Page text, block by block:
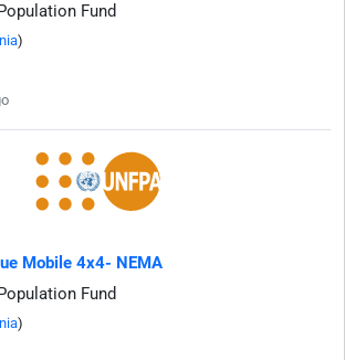
Fund
)
Mobile 4x4- NEMA
Fund
)